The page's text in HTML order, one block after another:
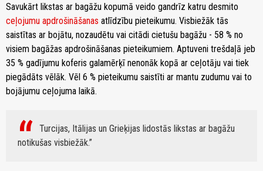
Savukārt likstas ar bagāžu kopumā veido gandrīz katru desmito
ceļojumu apdrošināšanas atlīdzību pieteikumu. Visbiežāk tās
saistītas ar bojātu, nozaudētu vai citādi cietušu bagāžu - 58 % no
visiem bagāžas apdrošināšanas pieteikumiem. Aptuveni trešdaļā jeb
35 % gadījumu koferis galamērķī nenonāk kopā ar ceļotāju vai tiek
piegādāts vēlāk. Vēl 6 % pieteikumu saistīti ar mantu zudumu vai to
bojājumu ceļojuma laikā.
Turcijas, Itālijas un Grieķijas lidostās likstas ar bagāžu
notikušas visbiežāk.